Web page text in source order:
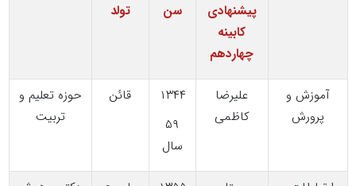
پیشنهادی
کابینه
چهاردهم
سن
تولد
آموزش و
پرورش
علیرضا
کاظمی
۱۳۴۴
۵۹
سال
قائن
حوزه تعلیم و
تربیت